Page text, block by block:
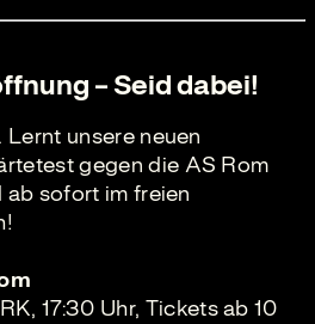
– Seid dabei!
Lernt unsere neuen
gegen die AS Rom
ab sofort im freien
17:30 Uhr, Tickets ab 10